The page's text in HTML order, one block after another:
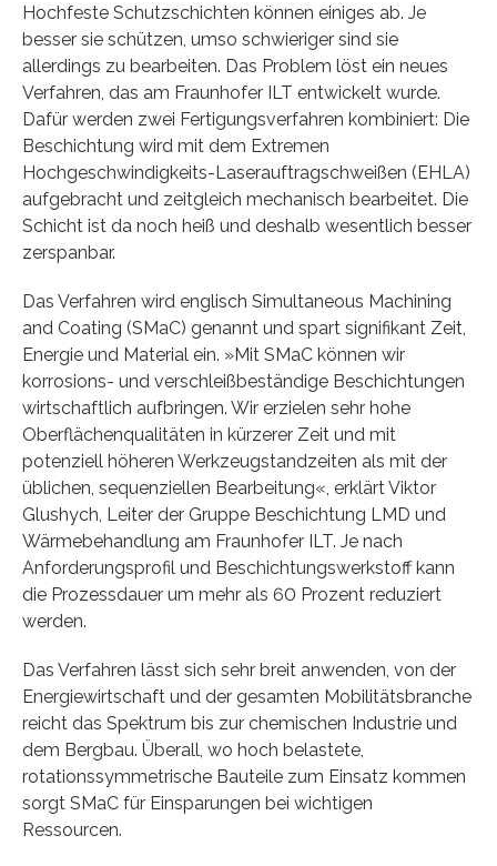
Hochfeste Schutzschichten können einiges ab. Je
besser sie schützen, umso schwieriger sind sie
allerdings zu bearbeiten. Das Problem löst ein neues
Verfahren, das am Fraunhofer ILT entwickelt wurde.
Dafür werden zwei Fertigungsverfahren kombiniert: Die
Beschichtung wird mit dem Extremen
Hochgeschwindigkeits-Laserauftragschweißen (EHLA)
aufgebracht und zeitgleich mechanisch bearbeitet. Die
Schicht ist da noch heiß und deshalb wesentlich besser
zerspanbar.
Das Verfahren wird englisch Simultaneous Machining
and Coating (SMaC) genannt und spart signifikant Zeit,
Energie und Material ein. »Mit SMaC können wir
korrosions- und verschleißbeständige Beschichtungen
wirtschaftlich aufbringen. Wir erzielen sehr hohe
Oberflächenqualitäten in kürzerer Zeit und mit
potenziell höheren Werkzeugstandzeiten als mit der
üblichen, sequenziellen Bearbeitung«, erklärt Viktor
Glushych, Leiter der Gruppe Beschichtung LMD und
Wärmebehandlung am Fraunhofer ILT. Je nach
Anforderungsprofil und Beschichtungswerkstoff kann
die Prozessdauer um mehr als 60 Prozent reduziert
werden.
Das Verfahren lässt sich sehr breit anwenden, von der
Energiewirtschaft und der gesamten Mobilitätsbranche
reicht das Spektrum bis zur chemischen Industrie und
dem Bergbau. Überall, wo hoch belastete,
rotationssymmetrische Bauteile zum Einsatz kommen
sorgt SMaC für Einsparungen bei wichtigen
Ressourcen.